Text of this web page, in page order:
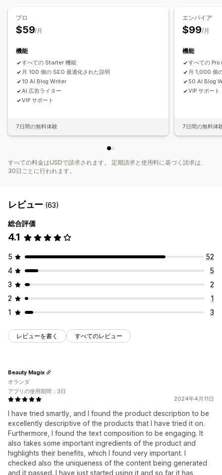
パフォーマンスのモニタリング
SEOスコア
競合分析
追跡 順位追跡
ウェブサイトトラフィック
SEO
ブログSEO
プロ
$59/月
機能
すべての Starter 機能
月 100 個の SEO 最適化された説明
10 AI Blog Writer
AI 広告ライター
VIP サポート
7日間の無料体験
エンパイア
$99/月
機能
すべての Pro
月 1,000 個
50 AI Blog
VIP サポート
7日間の無料体
すべての料金はUSDで請求されます。 定期請求と使用料に基づく請求は、
30日ごとに行われます。
レビュー (63)
総合評価
4.1
5
52
4
5
3
2
2
1
1
3
レビューを書く すべてのレビュー
2024年4月11日
I have tried smartly, and I found the product description to be
excellently descriptive of the products that I have tried it on.
Furthermore, I found the text composition to be engaging. It
also takes some important ingredients of the product and
highlights their benefits, which I found very important. I
checked also the uniqueness of the content being generated
and it passed. I have just started using it and so far it has
Beauty Magix
オランダ
アプリの使用期間：3日